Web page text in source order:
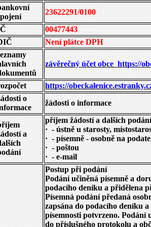
23622291/0100
00477443
Není plátce DPH
závěrečný účet obce https://
https://
o
žádosti o informace
a
příjem žádostí a dalších
· - ústně u starosty,
· - písemně - osobně na
· - poštou
· - e-mail
Postup při podání
Podání učiněná písemně a
podacího deníku a přidělena
Písemná podání předaná
zapsána do podacího deníku
písemnosti potvrzeno. Podání
do příslušného protokolu a